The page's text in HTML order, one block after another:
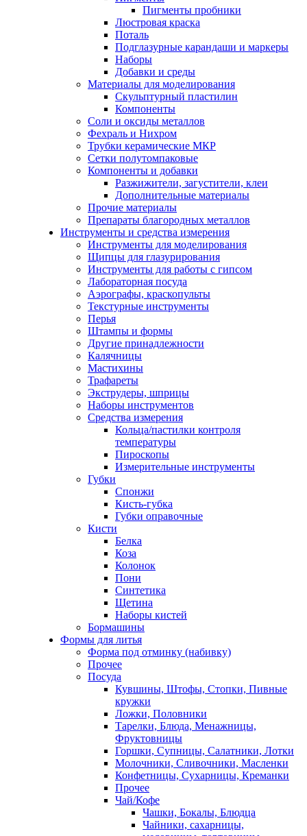
Пигменты пробники
Люстровая краска
Поталь
Подглазурные карандаши и маркеры
Наборы
Добавки и среды
Материалы для моделирования
Скульптурный пластилин
Компоненты
Соли и оксиды металлов
Фехраль и Нихром
Трубки керамические МКР
Сетки полутомпаковые
Компоненты и добавки
Разжижители, загустители, клеи
Дополнительные материалы
Прочие материалы
Препараты благородных металлов
Инструменты и средства измерения
Инструменты для моделирования
Щипцы для глазурирования
Инструменты для работы с гипсом
Лабораторная посуда
Аэрографы, краскопульты
Текстурные инструменты
Перья
Штампы и формы
Другие принадлежности
Калячницы
Мастихины
Трафареты
Экструдеры, шприцы
Наборы инструментов
Средства измерения
Кольца/пастилки контроля
температуры
Пироскопы
Измерительные инструменты
Губки
Спонжи
Кисть-губка
Губки оправочные
Кисти
Белка
Коза
Колонок
Пони
Синтетика
Щетина
Наборы кистей
Бормашины
Формы для литья
Форма под отминку (набивку)
Прочее
Посуда
Кувшины, Штофы, Стопки, Пивные
кружки
Ложки, Половники
Тарелки, Блюда, Менажницы,
Фруктовницы
Горшки, Супницы, Салатники, Лотки
Молочники, Сливочники, Масленки
Конфетницы, Сухарницы, Креманки
Прочее
Чай/Кофе
Чашки, Бокалы, Блюдца
Чайники, сахарницы,